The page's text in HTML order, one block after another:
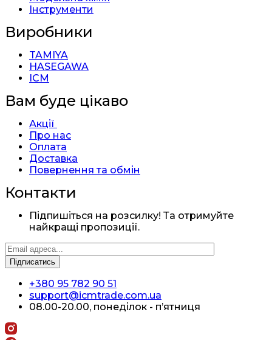
Інструменти
Виробники
TAMIYA
HASEGAWA
ICM
Вам буде цікаво
Акції
Про нас
Оплата
Доставка
Повернення та обмін
Контакти
Підпишіться на розсилку! Та отримуйте
найкращі пропозиції.
+380 95 782 90 51
support@icmtrade.com.ua
08.00-20.00, понеділок - п’ятниця